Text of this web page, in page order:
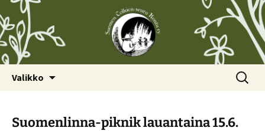
Valikko Haku:
Suomenlinna-piknik lauantaina 15.6.